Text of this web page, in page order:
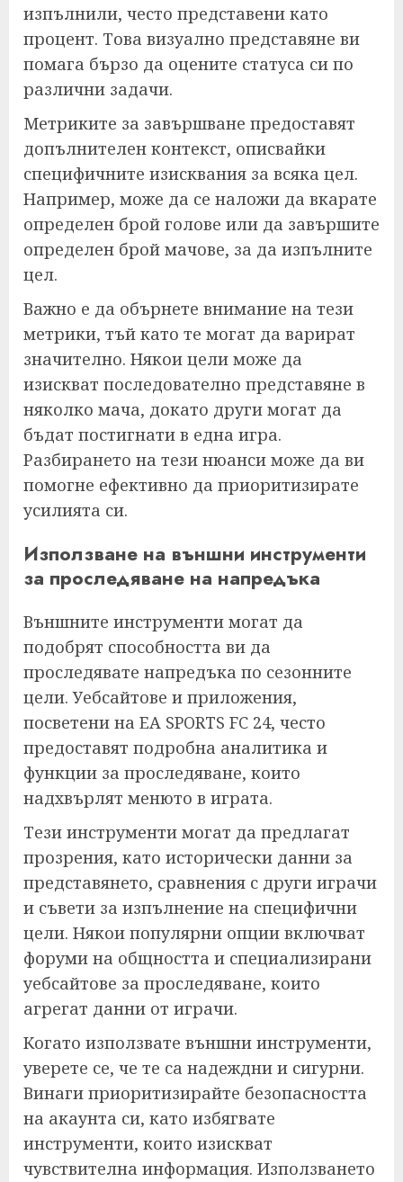
изпълнили, често представени като
процент. Това визуално представяне ви
помага бързо да оцените статуса си по
различни задачи.
Метриките за завършване предоставят
допълнителен контекст, описвайки
специфичните изисквания за всяка цел.
Например, може да се наложи да вкарате
определен брой голове или да завършите
определен брой мачове, за да изпълните
цел.
Важно е да обърнете внимание на тези
метрики, тъй като те могат да варират
значително. Някои цели може да
изискват последователно представяне в
няколко мача, докато други могат да
бъдат постигнати в една игра.
Разбирането на тези нюанси може да ви
помогне ефективно да приоритизирате
усилията си.
Използване на външни инструменти
за проследяване на напредъка
Външните инструменти могат да
подобрят способността ви да
проследявате напредъка по сезонните
цели. Уебсайтове и приложения,
посветени на EA SPORTS FC 24, често
предоставят подробна аналитика и
функции за проследяване, които
надхвърлят менюто в играта.
Тези инструменти могат да предлагат
прозрения, като исторически данни за
представянето, сравнения с други играчи
и съвети за изпълнение на специфични
цели. Някои популярни опции включват
форуми на общността и специализирани
уебсайтове за проследяване, които
агрегат данни от играчи.
Когато използвате външни инструменти,
уверете се, че те са надеждни и сигурни.
Винаги приоритизирайте безопасността
на акаунта си, като избягвате
инструменти, които изискват
чувствителна информация. Използването